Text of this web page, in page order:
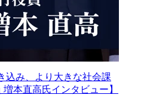
込み、より大きな社会課
本直高氏インタビュー】